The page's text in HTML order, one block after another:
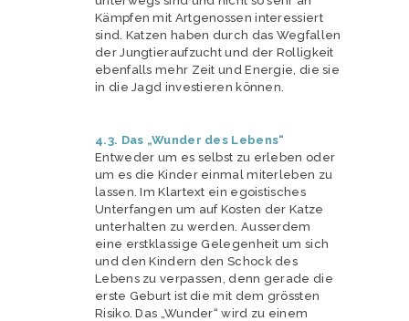
Kämpfen mit Artgenossen interessiert
sind. Katzen haben durch das Wegfallen
der Jungtieraufzucht und der Rolligkeit
ebenfalls mehr Zeit und Energie, die sie
in die Jagd investieren können.
4.3. Das „Wunder des Lebens“
Entweder um es selbst zu erleben oder
um es die Kinder einmal miterleben zu
lassen. Im Klartext ein egoistisches
Unterfangen um auf Kosten der Katze
unterhalten zu werden. Ausserdem
eine erstklassige Gelegenheit um sich
und den Kindern den Schock des
Lebens zu verpassen, denn gerade die
erste Geburt ist die mit dem grössten
Risiko. Das „Wunder“ wird zu einem